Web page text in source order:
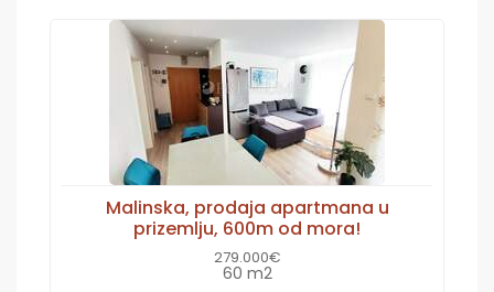
Malinska, prodaja apartmana u
prizemlju, 600m od mora!
279.000€
60 m2